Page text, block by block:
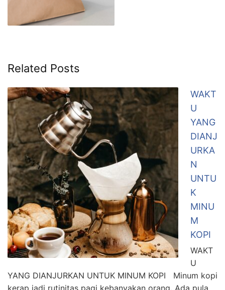
Related Posts
WAKT
U
YANG
DIANJ
URKA
N
UNTU
K
MINU
M
KOPI
WAKT
U
YANG DIANJURKAN UNTUK MINUM KOPI Minum kopi